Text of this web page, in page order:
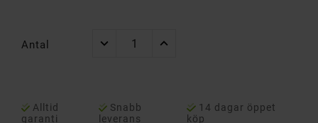
Antal
Alltid
garanti
Snabb
leverans
14 dagar öppet
köp